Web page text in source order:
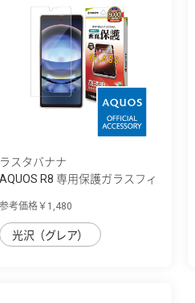
ラスタバナナ
AQUOS R8 専用保護ガラスフィ
参考価格￥1,480
光沢（グレア）